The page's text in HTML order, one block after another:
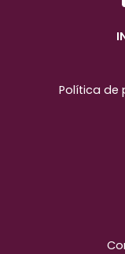
Política de